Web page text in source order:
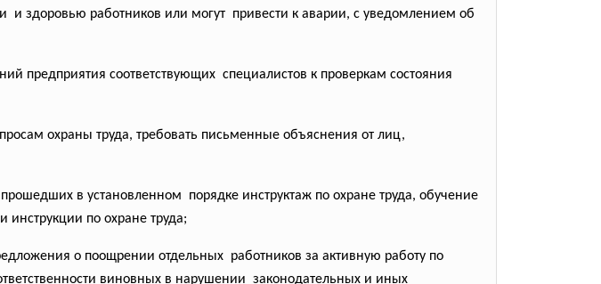
и здоровью работников или могут привести к аварии, с уведомлением об
предприятия соответствующих специалистов к проверкам состояния
охраны труда, требовать письменные объяснения от лиц,
в установленном порядке инструктаж по охране труда, обучение
по охране труда;
о поощрении отдельных работников за активную работу по
виновных в нарушении законодательных и иных